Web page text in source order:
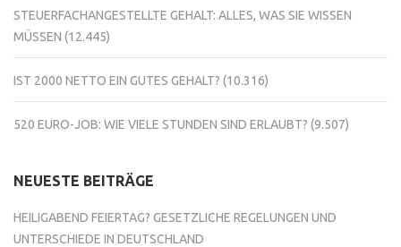
STEUERFACHANGESTELLTE GEHALT: ALLES, WAS SIE WISSEN
MÜSSEN (12.445)
IST 2000 NETTO EIN GUTES GEHALT? (10.316)
520 EURO-JOB: WIE VIELE STUNDEN SIND ERLAUBT? (9.507)
NEUESTE BEITRÄGE
HEILIGABEND FEIERTAG? GESETZLICHE REGELUNGEN UND
UNTERSCHIEDE IN DEUTSCHLAND